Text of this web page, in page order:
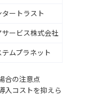
ートラスト
サービス株式会社
ムプラネット
合の注意点
入コストを抑えら